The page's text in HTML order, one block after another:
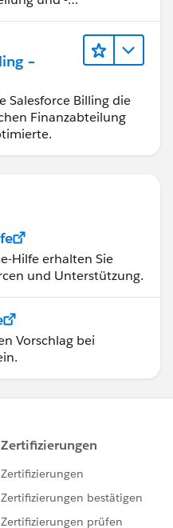
–
Salesforce Billing die
Finanzabteilung
Hilfe erhalten Sie
und Unterstützung.
Vorschlag bei